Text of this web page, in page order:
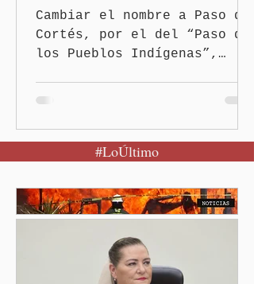
Cambiar el nombre a Paso de
Cortés, por el del “Paso de
los Pueblos Indígenas”,
Jornada Nacional de
Reforestación desde la
Xalitzintla.
#LoÚltimo